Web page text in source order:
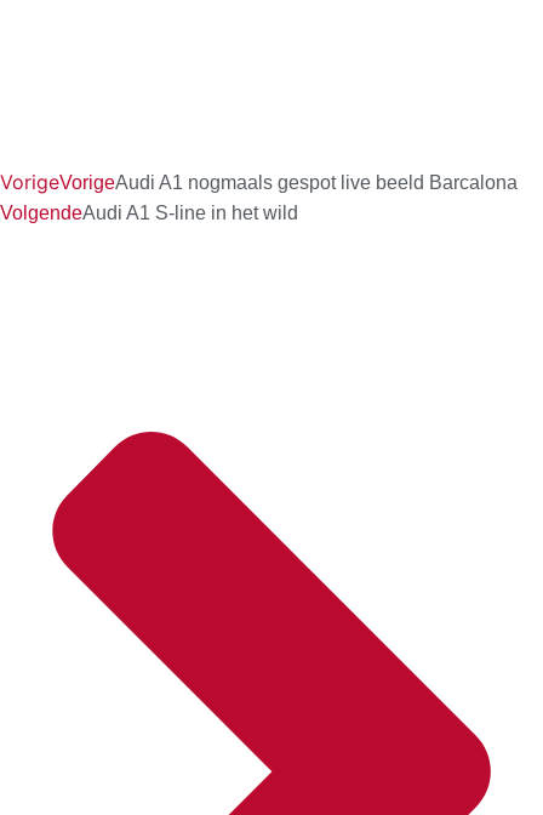
VorigeVorigeAudi A1 nogmaals gespot live beeld Barcalona
VolgendeAudi A1 S-line in het wild